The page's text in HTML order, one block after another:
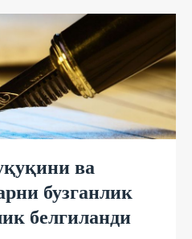
ва
бузганлик
белгиланди